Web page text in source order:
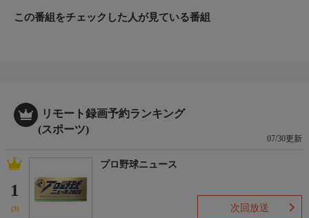
この番組をチェックした人が見ている番組
リモート録画予約ランキング
(スポーツ)
07/30更新
1
(3)
プロ野球ニュース
次回放送